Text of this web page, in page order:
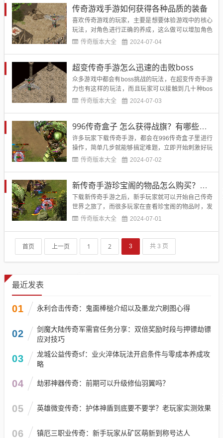
情，紧接着会进行详细的介绍。...
传奇游戏手游如何获得各种品质的装备
喜欢传奇游戏的玩家，主要是想要体验游戏中的核心
玩法，对角色进行正确的养成，这么做可以增加角色
的伤害，应对各种玩法都会轻松很多。在传奇游戏手
传奇版本大全 2024-07-04
超变传奇手游怎么迅速的击败boss
众多游戏中都会有boss挑战的玩法，在超变传奇手游
力也有这样的玩法，而且玩家可以接触到几十种bos
s，可以说游戏的boss含量非常高。玩家击败boss就
传奇版本大全 2024-07-03
996传奇盒子 怎么获得战旗？有哪些方法？
许多玩家下载传奇手游，都会在996传奇盒子里进行
操作，简单几步就能够搞定难题，立即开始刺激好玩
的手机游戏。由于在传奇手游里，战旗能够起到增强
更多信息。...
传奇版本大全 2024-07-02
新传奇手游珍宝阁的物品怎么购买？需要什么条件？
下载新传奇手游之后，新手玩家就可以开始自己传奇
世界之旅了，而很多玩家在查看珍宝阁的物品时，发
现了许多想要购买的物品，比如武器、装备、药水、
下面的内容，就可以知道具体该如何做了。...
传奇版本大全 2024-07-01
首页 上一页 1 2 3 共 3 页
最近发表
01 永利合击传奇：鬼面棒槌介绍以及墨龙穴刷图心得
02
剑魔大陆传奇军需官任务分享：双倍奖励时段与押镖劫镖
应对技巧​
03
龙城公益传奇sf：业火淬体玩法开启条件与零成本养成攻
略
04 劫邪神器传奇：前期可以升级修仙羽翼吗？
05 英雄微变传奇：护体神盾到底要不要学？老玩家实测效果
06 镇厄三职业传奇：新手玩家从矿区萌新到称号达人